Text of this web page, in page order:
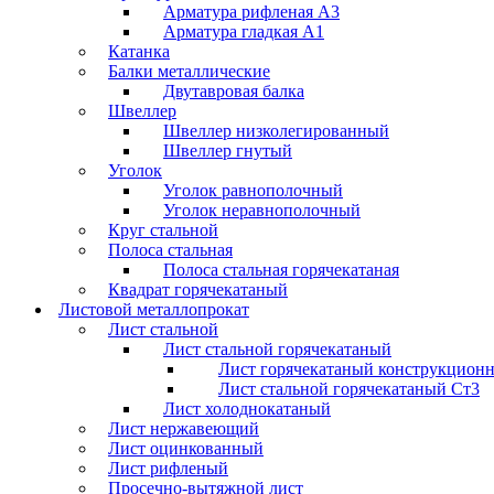
Арматура рифленая А3
Арматура гладкая А1
Катанка
Балки металлические
Двутавровая балка
Швеллер
Швеллер низколегированный
Швеллер гнутый
Уголок
Уголок равнополочный
Уголок неравнополочный
Круг стальной
Полоса стальная
Полоса стальная горячекатаная
Квадрат горячекатаный
Листовой металлопрокат
Лист стальной
Лист стальной горячекатаный
Лист горячекатаный
Лист стальной горячекатаный Ст3
Лист холоднокатаный
Лист нержавеющий
Лист оцинкованный
Лист рифленый
Просечно-вытяжной лист